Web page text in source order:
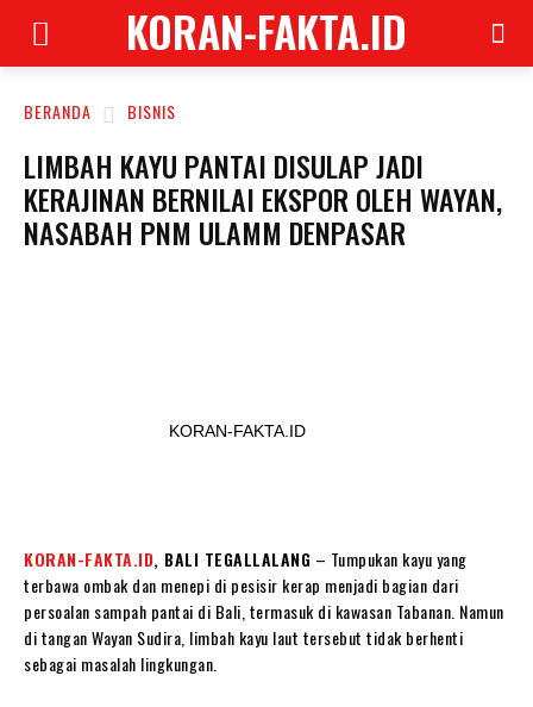
KORAN-FAKTA.ID
BERANDA BISNIS
LIMBAH KAYU PANTAI DISULAP JADI
KERAJINAN BERNILAI EKSPOR OLEH WAYAN,
NASABAH PNM ULAMM DENPASAR
KORAN-FAKTA.ID
KORAN-FAKTA.ID, BALI TEGALLALANG – Tumpukan kayu yang
terbawa ombak dan menepi di pesisir kerap menjadi bagian dari
persoalan sampah pantai di Bali, termasuk di kawasan Tabanan. Namun
di tangan Wayan Sudira, limbah kayu laut tersebut tidak berhenti
sebagai masalah lingkungan.